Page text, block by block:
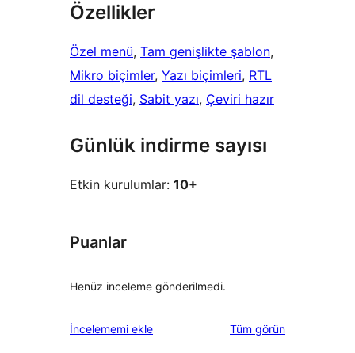
Özellikler
Özel menü, Tam genişlikte şablon
Mikro biçimler, Yazı biçimleri, RTL
dil desteği, Sabit yazı, Çeviri hazır
Günlük indirme sayısı
Etkin kurulumlar: 10+
Puanlar
Henüz inceleme gönderilmedi.
İncelememi ekle Tüm değerlendirmeleri
görün